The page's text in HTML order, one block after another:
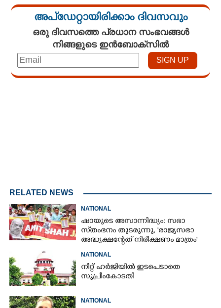
അപ്ഡേറ്റായിരിക്കാം ദിവസവും
ഒരു ദിവസത്തെ പ്രധാന സംഭവങ്ങൾ
നിങ്ങളുടെ ഇൻബോക്സിൽ
RELATED NEWS
NATIONAL
ഷായുടെ അസാന്നിദ്ധ്യം: സഭാ
സ്‌തംഭനം തുടരുന്നു, 'രാജ്യസഭാ
അദ്ധ്യക്ഷന്റേത് നിരീക്ഷണം മാത്രം'
NATIONAL
നീറ്റ് ഹർജിയിൽ ഇടപെടാതെ
സുപ്രീംകോടതി
NATIONAL